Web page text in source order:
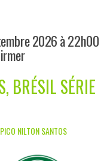
2026 à 22h00
BRÉSIL SÉRIE
NILTON SANTOS